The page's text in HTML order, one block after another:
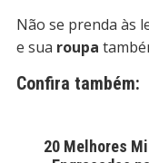
Não se prenda às
e sua roupa
Confira também:
20 Melhores